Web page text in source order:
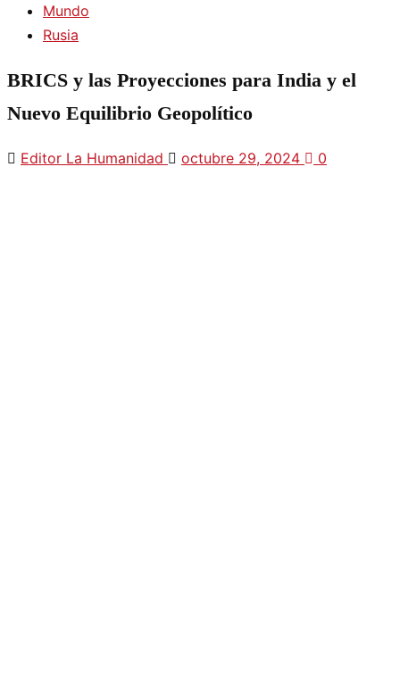
Mundo
Rusia
BRICS y las Proyecciones para India y el
Nuevo Equilibrio Geopolítico
Editor La Humanidad octubre 29, 2024 0